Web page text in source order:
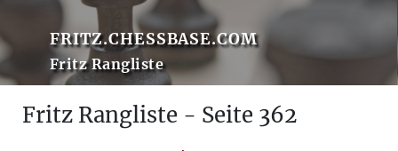
FRITZ.CHESSBASE.COM
Fritz Rangliste
Fritz Rangliste - Seite 362